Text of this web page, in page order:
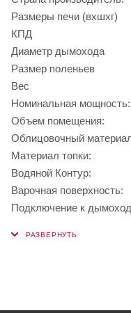
Размеры печи (вхшхг)
КПД
Диаметр дымохода
Размер поленьев
Вес
Номинальная мощность:
Объем помещения:
Облицовочный
Материал топки:
Водяной Контур:
Варочная поверхность:
Подключение к